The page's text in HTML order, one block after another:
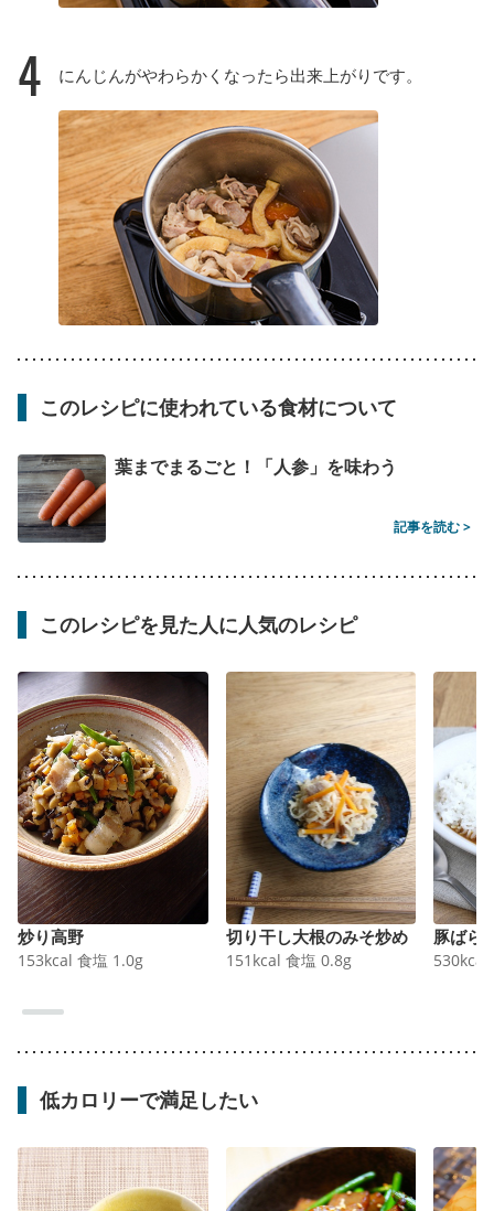
4 にんじんがやわらかくなったら出来上がりです。
このレシピに使われている食材について
葉までまるごと！「人参」を味わう
記事を読む >
このレシピを見た人に人気のレシピ
炒り高野
153kcal 食塩 1.0g
切り干し大根のみそ炒め
151 kcal 食塩 0.8g
豚ばら
530kcal
低カロリーで満足したい